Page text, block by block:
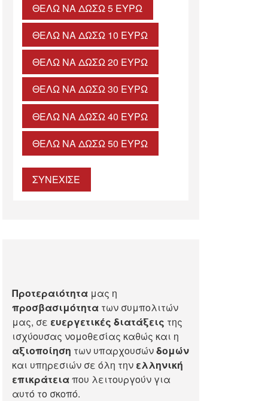
ΘΈΛΩ ΝΑ ΔΏΣΩ 5 ΕΥΡΏ
ΘΈΛΩ ΝΑ ΔΏΣΩ 10 ΕΥΡΏ
ΘΈΛΩ ΝΑ ΔΏΣΩ 20 ΕΥΡΏ
ΘΈΛΩ ΝΑ ΔΏΣΩ 30 ΕΥΡΏ
ΘΈΛΩ ΝΑ ΔΏΣΩ 40 ΕΥΡΏ
ΘΈΛΩ ΝΑ ΔΏΣΩ 50 ΕΥΡΏ
ΣΥΝΕΧΙΣΕ
Προτεραιότητα μας η
προσβασιμότητα των συμπολιτών
μας, σε ευεργετικές διατάξεις της
ισχύουσας νομοθεσίας καθώς και η
αξιοποίηση των υπαρχουσώνδομών
και υπηρεσιών σε όλη την ελληνική
επικράτειαπου λειτουργούν για
αυτό το σκοπό.​